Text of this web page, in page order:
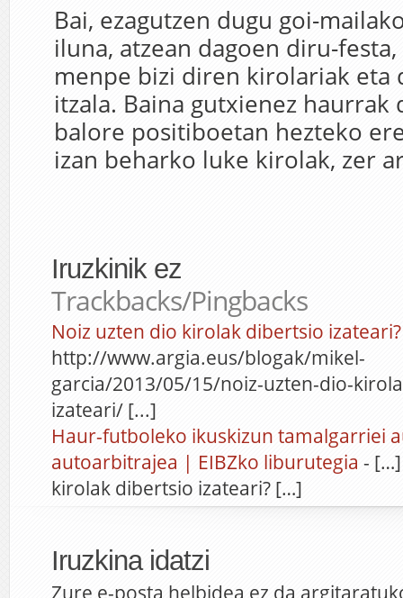
Bai, ezagutzen dugu goi-
iluna, atzean dagoen diru-
menpe bizi diren kirolariak eta
itzala. Baina gutxienez
balore positiboetan hezteko
izan beharko luke kirolak, zer
Iruzkinik ez
Trackbacks/Pingbacks
Noiz uzten dio kirolak dibertsio
http://www.argia.eus/blogak/mikel-
garcia/2013/05/15/noiz-uzten-dio-
izateari/ [...]
Haur-futboleko ikuskizun tamalgarriei
autoarbitrajea | EIBZko liburutegia - […]
kirolak dibertsio izateari? […]
Iruzkina idatzi
Zure e-posta helbidea ez da